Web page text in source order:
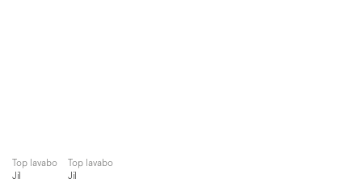
Top lavabo
Jil
Top lavabo
Jil